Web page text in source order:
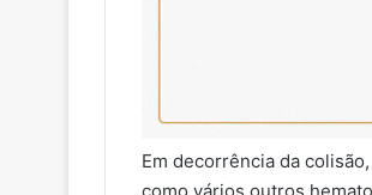
Em decorrência da
como vários outros